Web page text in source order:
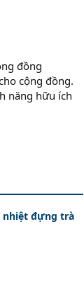
đồng
cộng đồng.
năng hữu ích
nhiệt đựng trà